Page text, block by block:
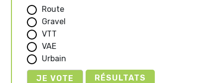
Route
Gravel
VTT
VAE
Urbain
RÉSULTATS